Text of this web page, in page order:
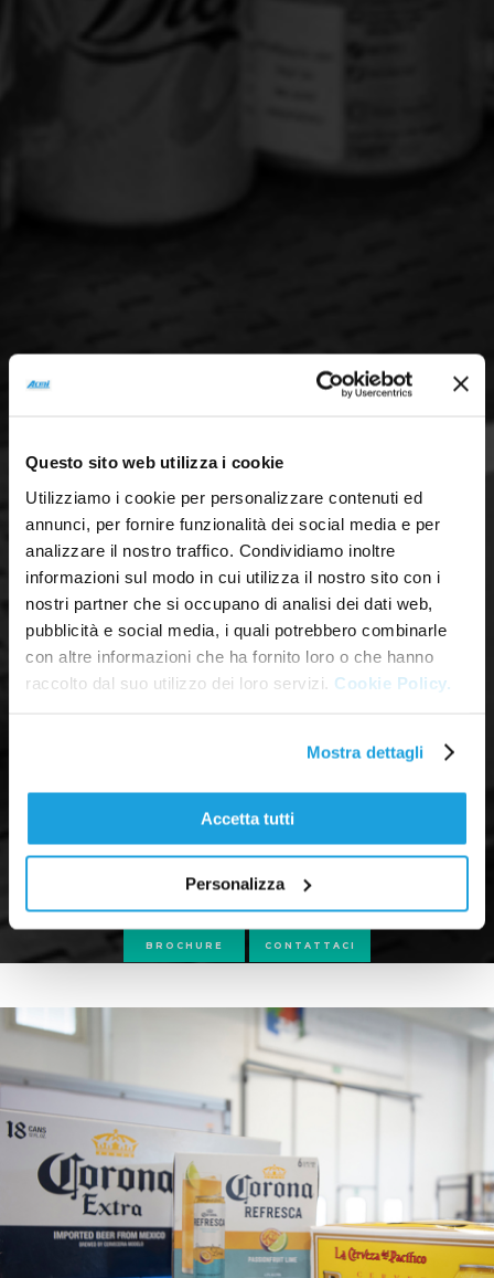
Questo sito web utilizza i cookie
Utilizziamo i cookie per personalizzare contenuti ed
annunci, per fornire funzionalità dei social media e per
analizzare il nostro traffico. Condividiamo inoltre
informazioni sul modo in cui utilizza il nostro sito con i
nostri partner che si occupano di analisi dei dati web,
pubblicità e social media, i quali potrebbero combinarle
con altre informazioni che ha fornito loro o che hanno
raccolto dal suo utilizzo dei loro servizi. Cookie Policy.
Mostra dettagli
Accetta tutti
Personalizza
BROCHURE CONTATTACI